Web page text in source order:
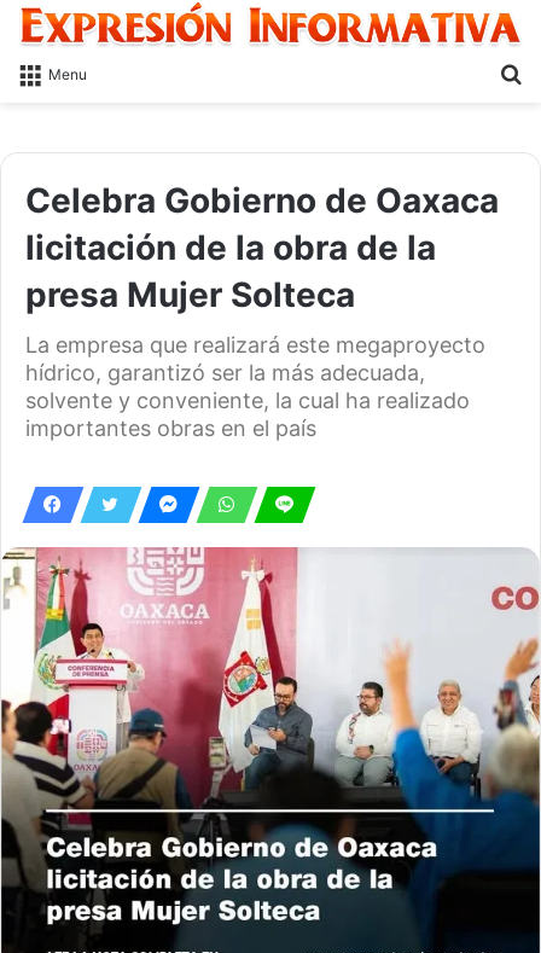
Menu
Celebra Gobierno de Oaxaca
licitación de la obra de la
presa Mujer Solteca
La empresa que realizará este megaproyecto
hídrico, garantizó ser la más adecuada,
solvente y conveniente, la cual ha realizado
importantes obras en el país